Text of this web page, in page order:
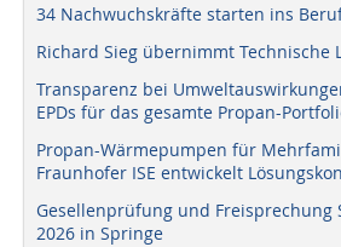
34 Nachwuchskräfte starten ins
Richard Sieg übernimmt Technische
Transparenz bei
EPDs für das gesamte Propan-
Propan-Wärmepumpen für
Fraunhofer ISE entwickelt
Gesellenprüfung und Freisprechung
2026 in Springe